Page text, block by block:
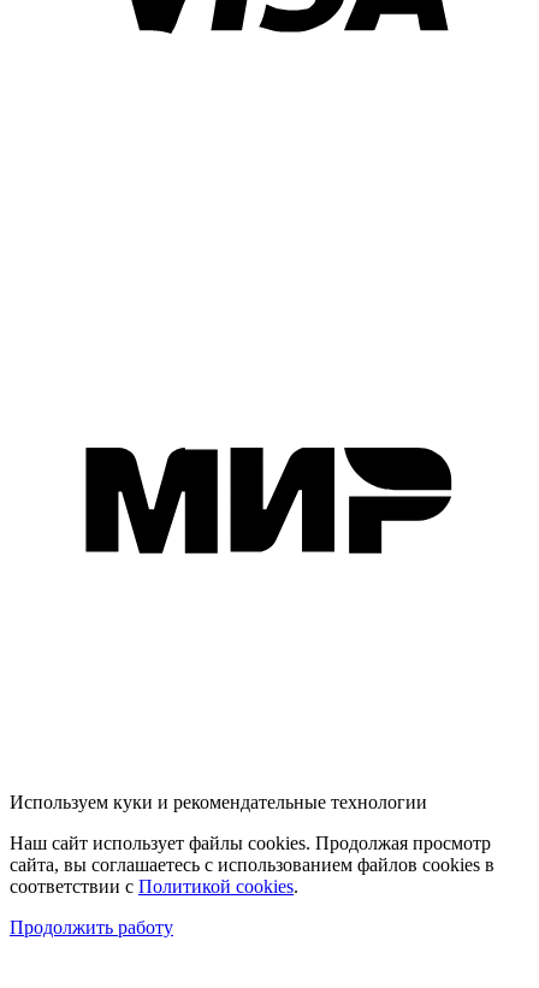
Используем куки и рекомендательные технологии
Наш сайт использует файлы cookies. Продолжая просмотр
сайта, вы соглашаетесь с использованием файлов cookies в
соответствии с Политикой cookies.
Продолжить работу